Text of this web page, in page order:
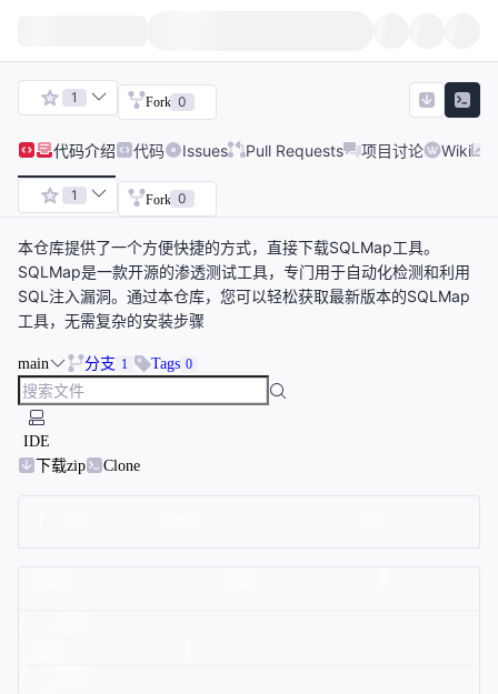
1 Fork 0
代码介绍 代码 Issues Pull Requests 项目讨论 Wiki
1 Fork 0
本仓库提供了一个方便快捷的方式，直接下载SQLMap工具。
SQLMap是一款开源的渗透测试工具，专门用于自动化检测和利用
SQL注入漏洞。通过本仓库，您可以轻松获取最新版本的SQLMap
工具，无需复杂的安装步骤
main 分支 1 Tags 0
IDE
下载zip
Clone